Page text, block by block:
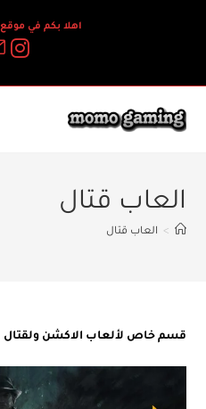
اهلا بكم في موقع momogaming
العاب قتال
> العاب قتال
قسم خاص لألعاب الاكشن ولقتال